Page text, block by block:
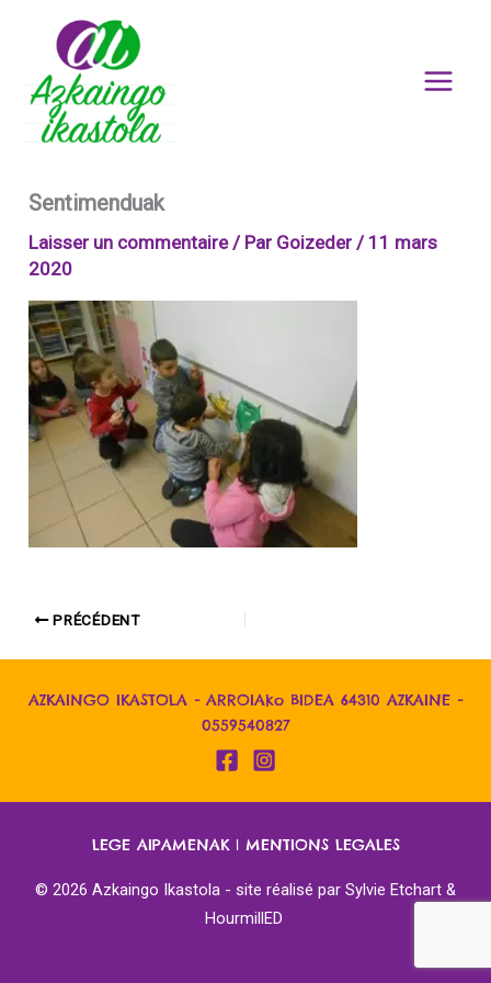
contenu
Sentimenduak
Laisser un commentaire / Par Goizeder / 11 mars
2020
PRÉCÉDENT
AZKAINGO IKASTOLA - ARROIAko BIDEA 64310 AZKAINE -
0559540827
LEGE AIPAMENAK| MENTIONS LEGALES
© 2026 Azkaingo Ikastola - site réalisé par Sylvie Etchart &
HourmillED